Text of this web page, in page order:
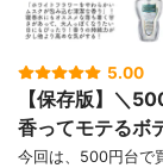
5.00
【保存版】＼
香ってモテるボ
今回は、500円台で